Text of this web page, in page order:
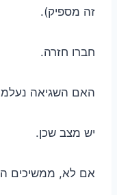
זה מספיק).
חברו חזרה.
האם השגיאה
יש מצב שכן.
אם לא, ממשיכים